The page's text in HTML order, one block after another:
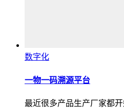
数字化
一物一码溯源平台
最近很多产品生产厂家都